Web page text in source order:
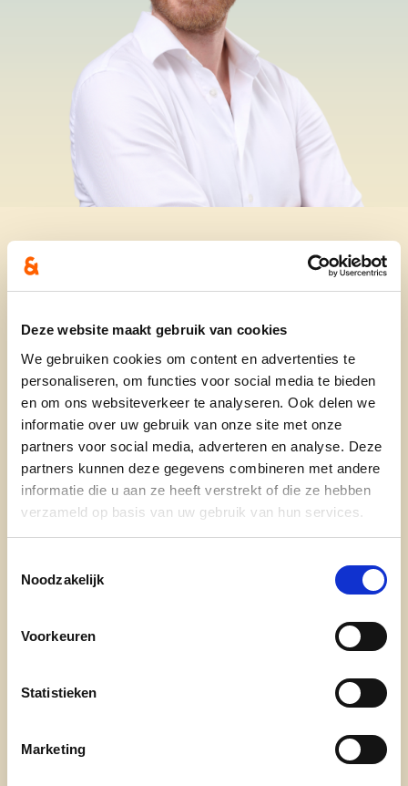
Deze website maakt gebruik van cookies
We gebruiken cookies om content en advertenties te
personaliseren, om functies voor social media te bieden
en om ons websiteverkeer te analyseren. Ook delen we
informatie over uw gebruik van onze site met onze
partners voor social media, adverteren en analyse. Deze
partners kunnen deze gegevens combineren met andere
informatie die u aan ze heeft verstrekt of die ze hebben
verzameld op basis van uw gebruik van hun services.
Noodzakelijk
Voorkeuren
Statistieken
Marketing
ramen en deuren. Sinds kort heb ik mijn
professionele volleybal carrière stopgezet na 11
jaar. (7 jaar bij Knack volley Roeselare).Ik woon
samen met mijn verloofde Leen van Grinsven en
mijn zoontje Gust in Beveren. We zijn door de
volleybal verhuisd van Antwerpen naar Roeselare
maar ondertussen zijn we zeker dat we
Roeselarenaar willen blijven.
Waarom ben je kandidaat?
Ik ben een jonge vader uit Beveren, en ik vind het
belangrijk dat mijn kind in een veilige en zorgeloze
Mensen zien mij als een sociaal en goedlachs
Wat is je favoriete plekje in Roeselare?